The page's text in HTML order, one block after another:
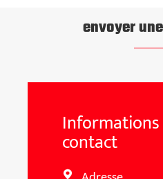
envoyer
contact
